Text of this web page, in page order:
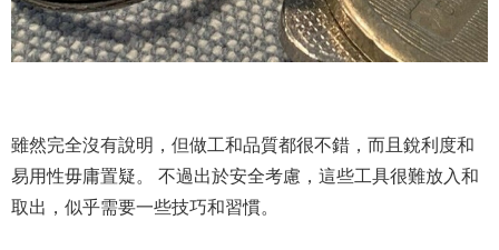
雖然完全沒有說明，但做工和品質都很不錯，而且銳利度和
易用性毋庸置疑。 不過出於安全考慮，這些工具很難放入和
取出，似乎需要一些技巧和習慣。